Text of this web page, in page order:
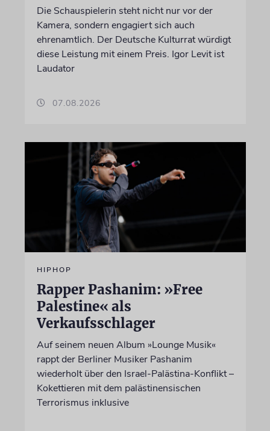
Die Schauspielerin steht nicht nur vor der
Kamera, sondern engagiert sich auch
ehrenamtlich. Der Deutsche Kulturrat würdigt
diese Leistung mit einem Preis. Igor Levit ist
Laudator
07.08.2026
HIPHOP
Rapper Pashanim: »Free
Palestine« als
Verkaufsschlager
Auf seinem neuen Album »Lounge Musik«
rappt der Berliner Musiker Pashanim
wiederholt über den Israel-Palästina-Konflikt –
Kokettieren mit dem palästinensischen
Terrorismus inklusive